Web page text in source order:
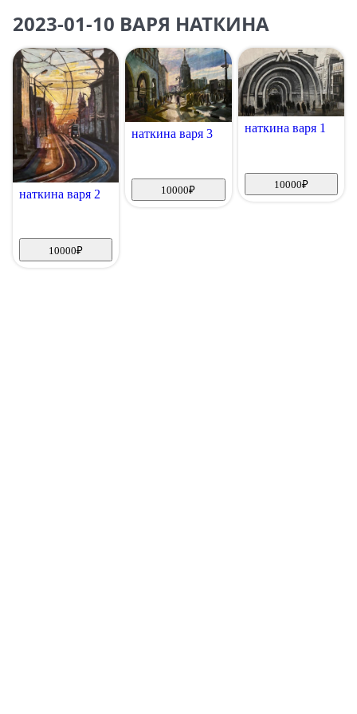
2023-01-10 ВАРЯ НАТКИНА
наткина варя 2
10000₽
наткина варя 3
10000₽
наткина варя 1
10000₽